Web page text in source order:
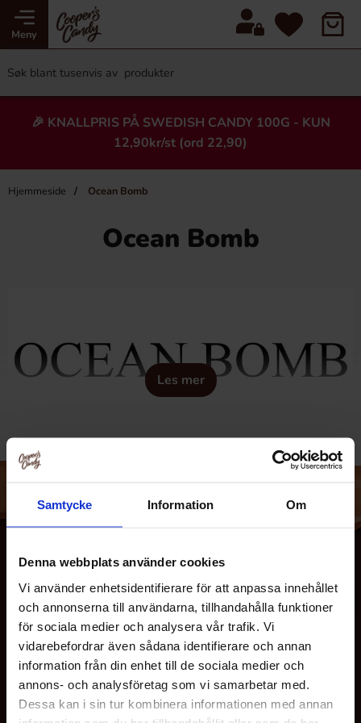
Samtycke Information Om
Denna webbplats använder cookies
Vi använder enhetsidentifierare för att anpassa innehållet
och annonserna till användarna, tillhandahålla funktioner
för sociala medier och analysera vår trafik. Vi
vidarebefordrar även sådana identifierare och annan
information från din enhet till de sociala medier och
annons- och analysföretag som vi samarbetar med.
Dessa kan i sin tur kombinera informationen med annan
Meny
🎉 KNALLPRIS PÅ SWEDISH CANDY 100G - KUN
12,90kr/st (ord 22,90)
Hjemmeside Ocean Bomb
Ocean Bomb
Les mer
OM OSS